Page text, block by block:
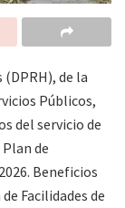
de la
Públicos,
del servicio de
de
Beneficios
Facilidades de